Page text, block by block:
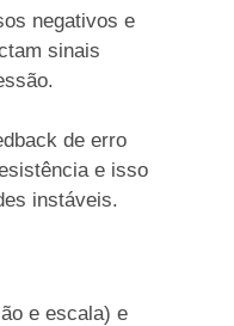
negativos e
sinais
de erro
e isso
instáveis.
e escala) e